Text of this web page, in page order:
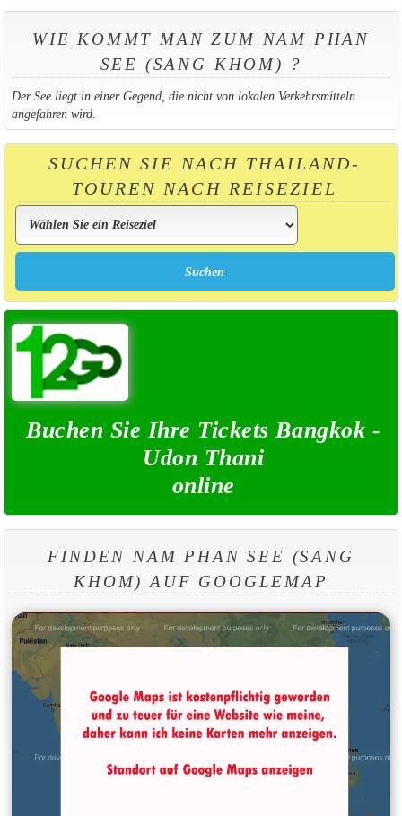
WIE KOMMT MAN ZUM NAM PHAN
SEE (SANG KHOM) ?
Der See liegt in einer Gegend, die nicht von lokalen Verkehrsmitteln
angefahren wird.
SUCHEN SIE NACH THAILAND-
TOUREN NACH REISEZIEL
Buchen Sie Ihre Tickets Bangkok -
Udon Thani
online
FINDEN NAM PHAN SEE (SANG
KHOM) AUF GOOGLEMAP